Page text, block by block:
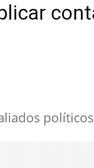
políticos